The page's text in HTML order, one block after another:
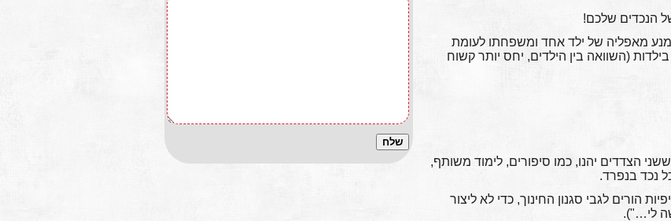
הנכדים שלכם!
מאפליה של ילד אחד ומשפחתו לעומת
(השוואה בין הילדים, יחס יותר קשוח
הצדדים יהנו, כמו סיפורים, לימוד משותף,
נכד בנפרד.
הורים לגבי סגנון החינוך, כדי לא ליצור
לי…").